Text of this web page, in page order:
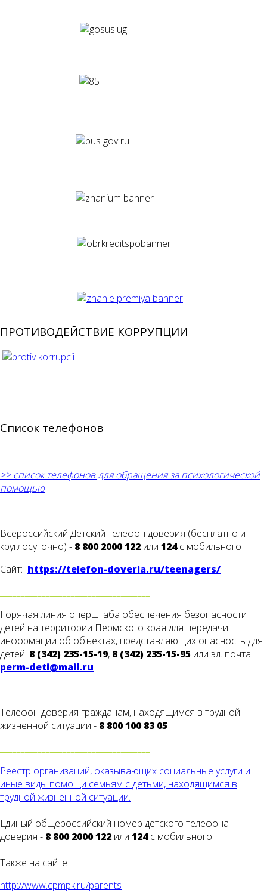
ПРОТИВОДЕЙСТВИЕ КОРРУПЦИИ
Список телефонов
>> список телефонов для обращения за психологической
помощью
Всероссийский Детский телефон доверия (бесплатно и
круглосуточно) - 8 800 2000 122или 124с мобильного
Сайт: https://telefon-doveria.ru/teenagers/
Горячая линия оперштаба обеспечения безопасности
детей на территории Пермского края для передачи
информации об объектах, представляющих опасность для
детей: 8 (342) 235-15-19, 8 (342) 235-15-95 или эл. почта
perm-deti@mail.ru
Телефон доверия гражданам, находящимся в трудной
жизненной ситуации - 8 800 100 83 05
Реестр организаций, оказывающих социальные услуги и
иные виды помощи семьям с детьми, находящимся в
трудной жизненной ситуации.
Единый общероссийский номер детского телефона
доверия - 8 800 2000 122или 124с мобильного
Также на сайте
http://www.cpmpk.ru/parents